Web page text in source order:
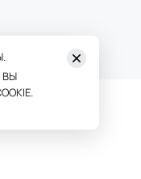
ВЫ